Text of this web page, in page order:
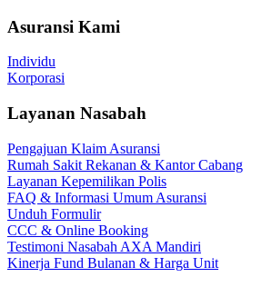
Asuransi Kami
Individu
Korporasi
Layanan Nasabah
Pengajuan Klaim Asuransi
Rumah Sakit Rekanan & Kantor Cabang
Layanan Kepemilikan Polis
FAQ & Informasi Umum Asuransi
Unduh Formulir
CCC & Online Booking
Testimoni Nasabah AXA Mandiri
Kinerja Fund Bulanan & Harga Unit